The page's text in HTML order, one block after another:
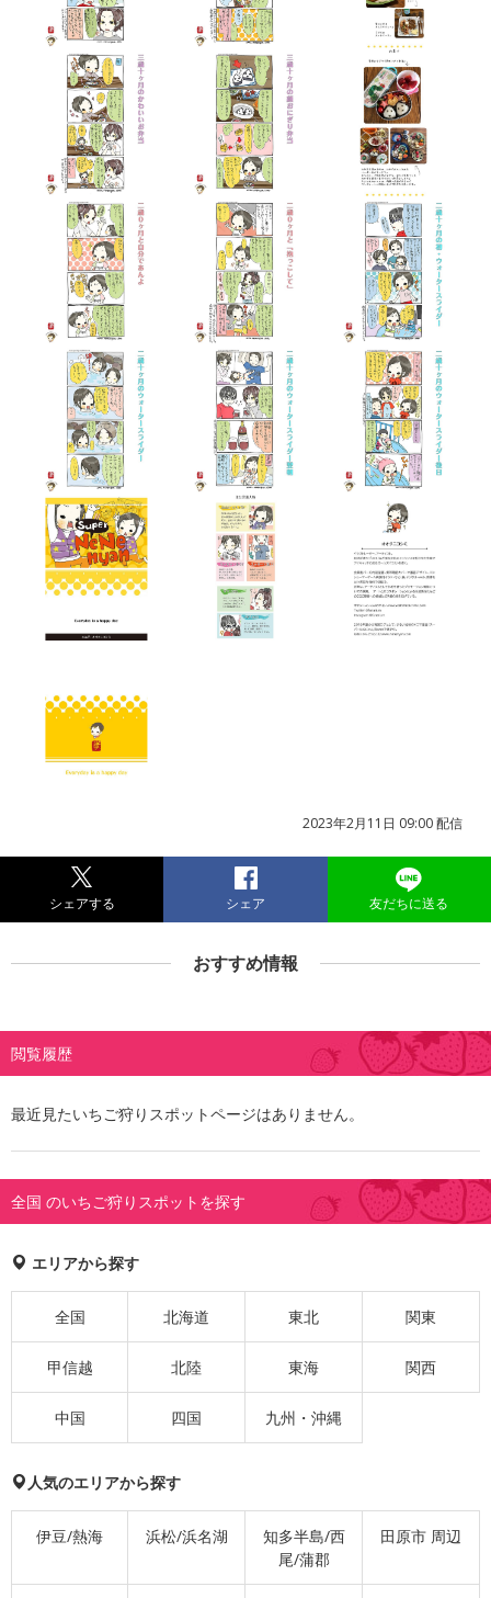
2023年2月11日 09:00 配信
シェアする シェア 友だちに送る
おすすめ情報
閲覧履歴
最近見たいちご狩りスポットページはありません。
全国 のいちご狩りスポットを探す
エリアから探す
全国 北海道 東北 関東
甲信越 北陸 東海 関西
中国 四国 九州・沖縄
人気のエリアから探す
伊豆/熱海 浜松/浜名湖
知多半島/西
尾/蒲郡
田原市 周辺